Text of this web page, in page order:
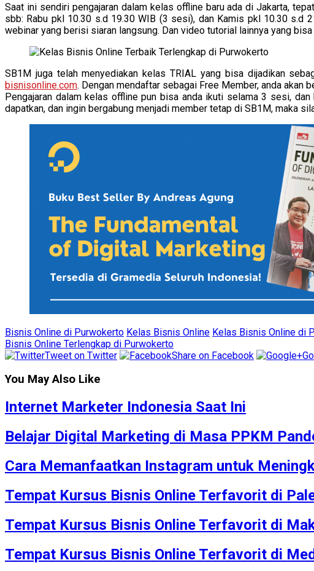
Saat ini sendiri pengajaran dalam kelas offline baru ada di Jakarta,
sbb: Rabu pkl 10.30 s.d 19.30 WIB (3 sesi), dan Kamis pkl 10.30 s.d
webinar yang berisi siaran langsung. Dan video tutorial lainnya yang
SB1M juga telah menyediakan kelas TRIAL yang bisa dijadikan
bisnisonline.com. Dengan mendaftar sebagai Free Member, anda akan
Pengajaran dalam kelas offline pun bisa anda ikuti selama 3 sesi,
dapatkan, dan ingin bergabung menjadi member tetap di SB1M, maka
Bisnis Online di Purwokerto Kelas Bisnis Online Kelas Bisnis Online di
Bisnis Online Terlengkap di Purwokerto
Tweet on Twitter
Share on Facebook
You May Also Like
Internet Marketer Indonesia Saat Ini
Belajar Digital Marketing di Masa PPKM
Cara Memanfaatkan Instagram untuk
Tempat Kursus Bisnis Online Terfavorit di
Tempat Kursus Bisnis Online Terfavorit di
Tempat Kursus Bisnis Online Terfavorit di